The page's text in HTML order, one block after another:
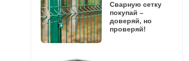
Сварную сетку
покупай –
доверяй, но
проверяй!